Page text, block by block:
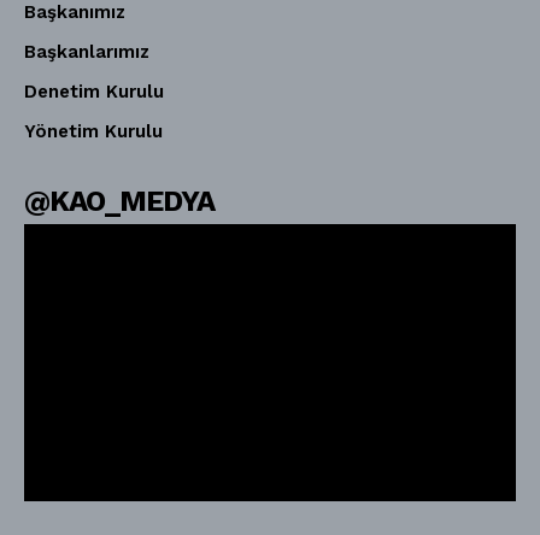
Başkanımız
Başkanlarımız
Denetim Kurulu
Yönetim Kurulu
@KAO_MEDYA